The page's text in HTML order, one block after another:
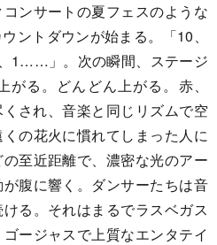
ンサートの夏フェスのような
ントダウンが始まる。「10、
1……」。次の瞬間、ステージ
る。どんどん上がる。赤、
され、音楽と同じリズムで空
の花火に慣れてしまった人に
至近距離で、濃密な光のアー
腹に響く。ダンサーたちは音
る。それはまるでラスベガス
ージャスで上質なエンタテイ